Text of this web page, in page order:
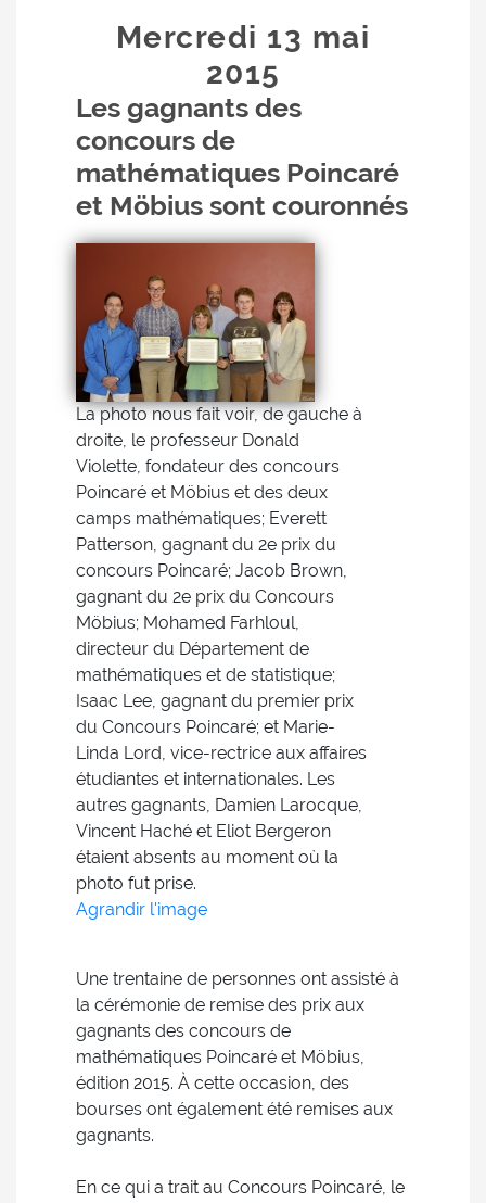
Mercredi 13 mai
2015
Les gagnants des
concours de
mathématiques Poincaré
et Möbius sont couronnés
La photo nous fait voir, de gauche à
droite, le professeur Donald
Violette, fondateur des concours
Poincaré et Möbius et des deux
camps mathématiques; Everett
Patterson, gagnant du 2e prix du
concours Poincaré; Jacob Brown,
gagnant du 2e prix du Concours
Möbius; Mohamed Farhloul,
directeur du Département de
mathématiques et de statistique;
Isaac Lee, gagnant du premier prix
du Concours Poincaré; et Marie-
Linda Lord, vice-rectrice aux affaires
étudiantes et internationales. Les
autres gagnants, Damien Larocque,
Vincent Haché et Eliot Bergeron
étaient absents au moment où la
photo fut prise.
Agrandir l'image
Une trentaine de personnes ont assisté à
la cérémonie de remise des prix aux
gagnants des concours de
mathématiques Poincaré et Möbius,
édition 2015. À cette occasion, des
bourses ont également été remises aux
gagnants.
En ce qui a trait au Concours Poincaré, le